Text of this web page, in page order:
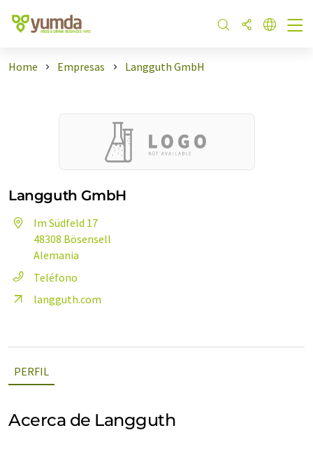
Home Empresas Langguth GmbH
Langguth GmbH
Im Südfeld 17
48308 Bösensell
Alemania
Teléfono
langguth.com
PERFIL
Acerca de Langguth